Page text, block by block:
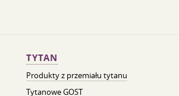
TYTAN
Produkty z przemiału tytanu
Tytanowe GOST